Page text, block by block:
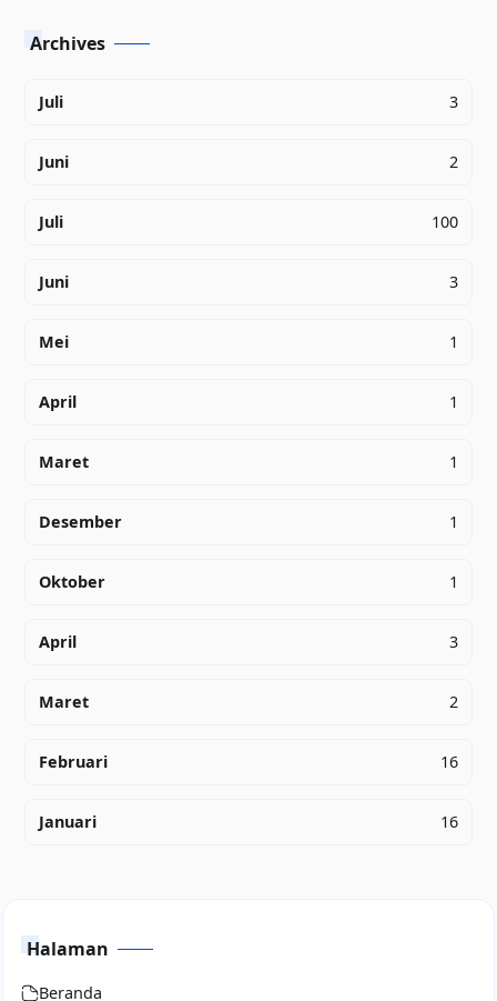
Archives
Juli 3
Juni 2
Juli 100
Juni 3
Mei 1
April 1
Maret 1
Desember 1
Oktober 1
April 3
Maret 2
Februari 16
Januari 16
Halaman
Beranda